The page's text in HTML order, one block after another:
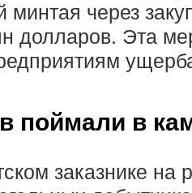
минтая через
долларов. Эта
поймали в
заказнике на